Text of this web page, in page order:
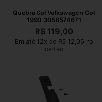
Quebra Sol Volkswagen Gol
1990 3058574671
R$119,00
Em até 12x de R$ 12,06 no
cartão